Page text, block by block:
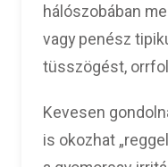
hálószobában
vagy penész
tüsszögést,
Kevesen
is okozhat